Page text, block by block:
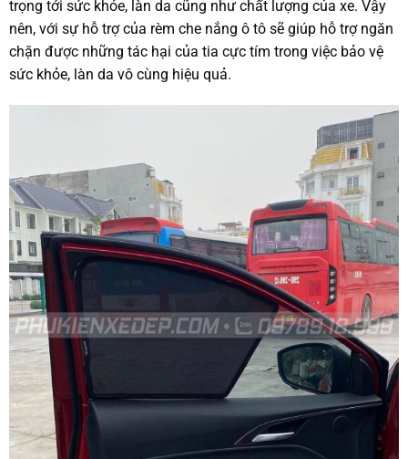
trọng tới sức khỏe, làn da cũng như chất lượng của xe. Vậy
nên, với sự hỗ trợ của rèm che nắng ô tô sẽ giúp hỗ trợ ngăn
chặn được những tác hại của tia cực tím trong việc bảo vệ
sức khỏe, làn da vô cùng hiệu quả.